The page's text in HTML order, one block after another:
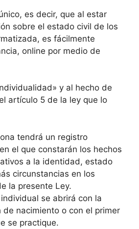
es decir, que al estar
sobre el estado civil de los
es fácilmente
online por medio de
y al hecho de
artículo 5 de la ley que lo
tendrá un registro
el que constarán los hechos
a la identidad, estado
circunstancias en los
la presente Ley.
se abrirá con la
de nacimiento o con el primer
se practique.